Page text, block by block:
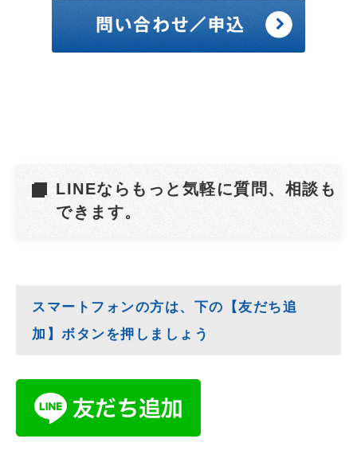
LINEならもっと気軽に質問、相談も
できます。
スマートフォンの方は、下の【友だち追
加】ボタンを押しましょう